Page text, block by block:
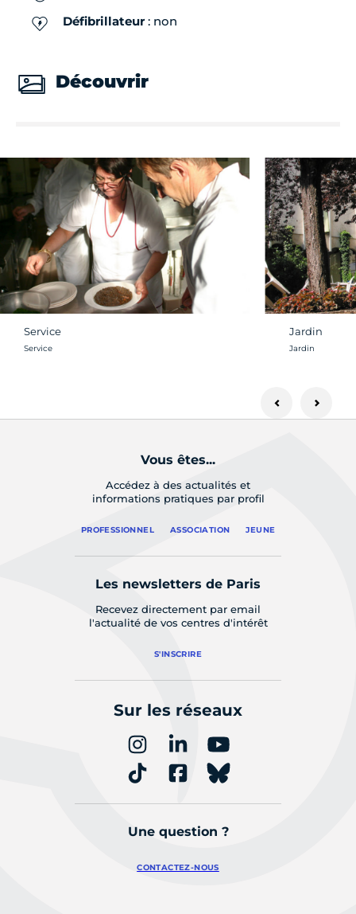
Défibrillateur: non
Découvrir
Service
Crédit photo :
Service
Jardin
Crédit photo :
Jardin
Vous êtes...
Accédez à des actualités et
informations pratiques par profil
PROFESSIONNEL ASSOCIATION JEUNE
Les newsletters de Paris
Recevez directement par email
l'actualité de vos centres d'intérêt
S'INSCRIRE
Sur les réseaux
Une question ?
CONTACTEZ-NOUS